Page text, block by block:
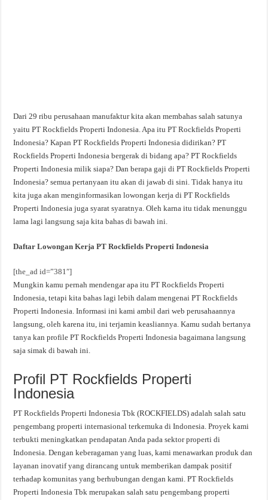
Dari 29 ribu perusahaan manufaktur kita akan membahas salah satunya
yaitu PT Rockfields Properti Indonesia. Apa itu PT Rockfields Properti
Indonesia? Kapan PT Rockfields Properti Indonesia didirikan? PT
Rockfields Properti Indonesia bergerak di bidang apa? PT Rockfields
Properti Indonesia milik siapa? Dan berapa gaji di PT Rockfields Properti
Indonesia? semua pertanyaan itu akan di jawab di sini. Tidak hanya itu
kita juga akan menginformasikan lowongan kerja di PT Rockfields
Properti Indonesia juga syarat syaratnya. Oleh karna itu tidak menunggu
lama lagi langsung saja kita bahas di bawah ini.
Daftar Lowongan Kerja PT Rockfields Properti Indonesia
[the_ad id=”381″]
Mungkin kamu pernah mendengar apa itu PT Rockfields Properti
Indonesia, tetapi kita bahas lagi lebih dalam mengenai PT Rockfields
Properti Indonesia. Informasi ini kami ambil dari web perusahaannya
langsung, oleh karena itu, ini terjamin keasliannya. Kamu sudah bertanya
tanya kan profile PT Rockfields Properti Indonesia bagaimana langsung
saja simak di bawah ini.
Profil PT Rockfields Properti
Indonesia
PT Rockfields Properti Indonesia Tbk (ROCKFIELDS) adalah salah satu
pengembang properti internasional terkemuka di Indonesia. Proyek kami
terbukti meningkatkan pendapatan Anda pada sektor properti di
Indonesia. Dengan keberagaman yang luas, kami menawarkan produk dan
layanan inovatif yang dirancang untuk memberikan dampak positif
terhadap komunitas yang berhubungan dengan kami. PT Rockfields
Properti Indonesia Tbk merupakan salah satu pengembang properti